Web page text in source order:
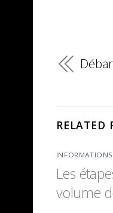
RELATED
Les
volume